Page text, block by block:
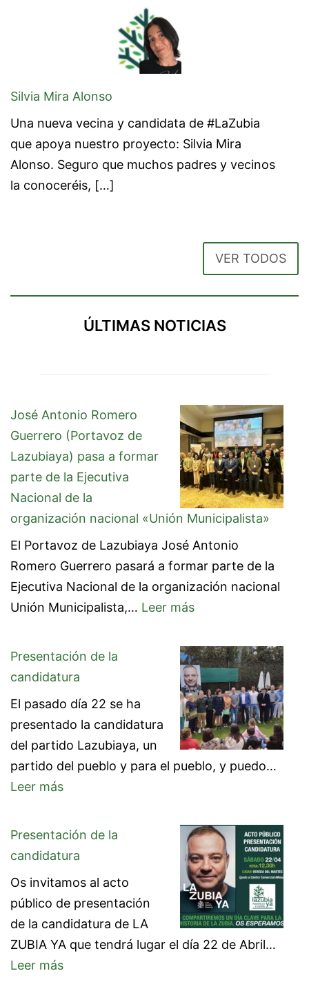
Silvia Mira Alonso
Una nueva vecina y candidata de #LaZubia
que apoya nuestro proyecto: Silvia Mira
Alonso. Seguro que muchos padres y vecinos
la conoceréis, […]
VER TODOS
ÚLTIMAS NOTICIAS
José Antonio Romero
Guerrero (Portavoz de
Lazubiaya) pasa a formar
parte de la Ejecutiva
Nacional de la
organización nacional «Unión Municipalista»
El Portavoz de Lazubiaya José Antonio
Romero Guerrero pasará a formar parte de la
Ejecutiva Nacional de la organización nacional
Unión Municipalista,… Leer más:
Antonio
Romero
Guerrero
(Portavoz
de
Lazubiaya)
pasa
parte
de
la
Ejecutiva
Nacional
de
Presentación de la
candidatura
El pasado día 22 se ha
presentado la candidatura
del partido Lazubiaya, un
partido del pueblo y para el pueblo, y puedo…
Leer más:
de
Presentación de la
candidatura
Os invitamos al acto
público de presentación
de la candidatura de LA
ZUBIA YA que tendrá lugar el día 22 de Abril…
Leer más: